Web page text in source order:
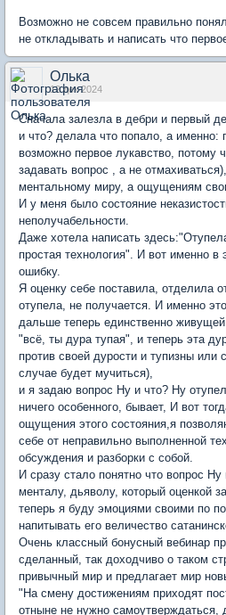
Возможно не совсем правильно
не откладывать и написать что
Олька
12 дек 2024
Сначала залезла в дебри и первый
и что? делала что попало, а именно:
возможно первое лукавство, потому
задавать вопрос , а не
ментальному миру, а ощущениям
И у меня было состояние
неполучабельности.
Даже хотела написать
простая технология". И вот именно
ошибку.
Я оценку себе поставила, отделила
отупела, не получается. И именно
дальше теперь единственно
"всё, ты дура тупая", и теперь эта
против своей дурости и тупизны
случае будет мучиться),
и я задаю вопрос Ну и что? Ну
ничего особенного, бывает, И вот
ощущения этого состояния,я
себе от неправильно выполненной
обсуждения и разборки с собой.
И сразу стало понятно что вопрос
менталу, дьяволу, который оценкой
теперь я буду эмоциями своими по
напитывать его величество
Очень классный бонусный вебинар
сделанный, так доходчиво о таком
привычный мир и предлагает мир
"На смену достижениям приходят
отныне не нужно самоутверждаться,